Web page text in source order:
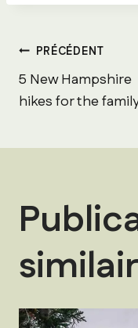
de
PRÉCÉDENT
5 New Hampshire
hikes for the